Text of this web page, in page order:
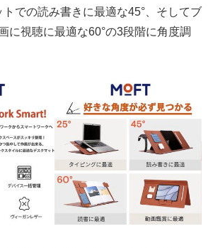
トでの読み書きに最適な45°、そしてブ
に視聴に最適な60°の3段階に角度調